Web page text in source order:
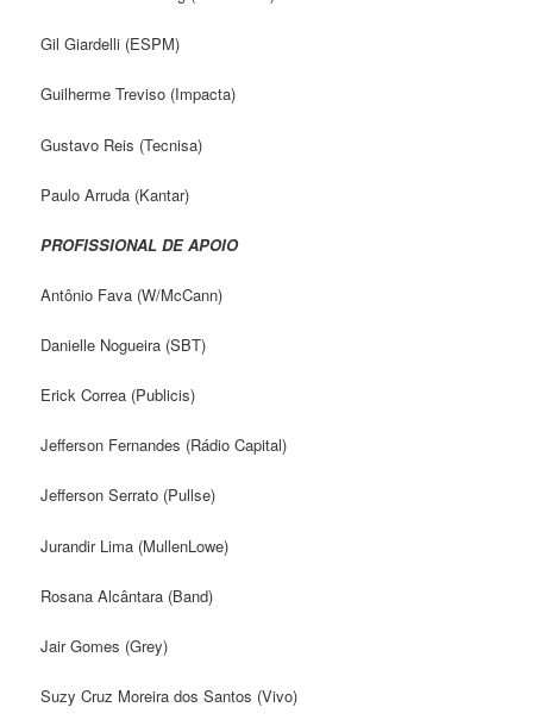
Gil Giardelli (ESPM)
Guilherme Treviso (Impacta)
Gustavo Reis (Tecnisa)
Paulo Arruda (Kantar)
PROFISSIONAL DE APOIO
Antônio Fava (W/McCann)
Danielle Nogueira (SBT)
Erick Correa (Publicis)
Jefferson Fernandes (Rádio Capital)
Jefferson Serrato (Pullse)
Jurandir Lima (MullenLowe)
Rosana Alcântara (Band)
Jair Gomes (Grey)
Suzy Cruz Moreira dos Santos (Vivo)